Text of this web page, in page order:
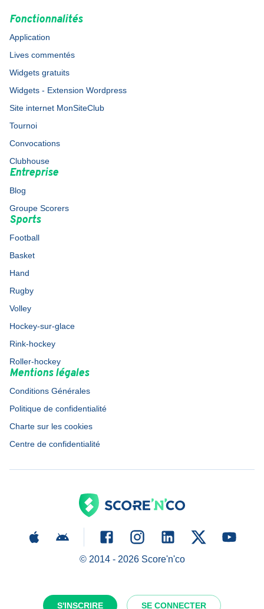
S'INSCRIRE SE CONNECTER
Fonctionnalités
Application
Lives commentés
Widgets gratuits
Widgets - Extension Wordpress
Site internet MonSiteClub
Tournoi
Convocations
Clubhouse
Entreprise
Blog
Groupe Scorers
Sports
Football
Basket
Hand
Rugby
Volley
Hockey-sur-glace
Rink-hockey
Roller-hockey
Mentions légales
Conditions Générales
Politique de confidentialité
Charte sur les cookies
Centre de confidentialité
© 2014 - 2026Score'n'co